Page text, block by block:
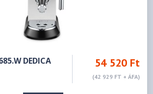
DEDICA
54 520 Ft
(42 929 FT + ÁFA)